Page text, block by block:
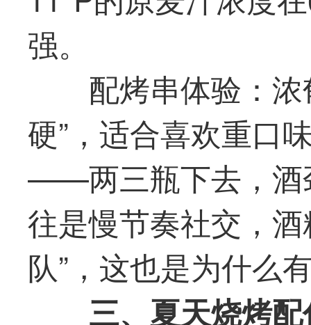
强。
配烤串体验：
硬”，适合喜欢重口
——两三瓶下去，酒
往是慢节奏社交，
队”，这也是为什么
三、夏天烧烤